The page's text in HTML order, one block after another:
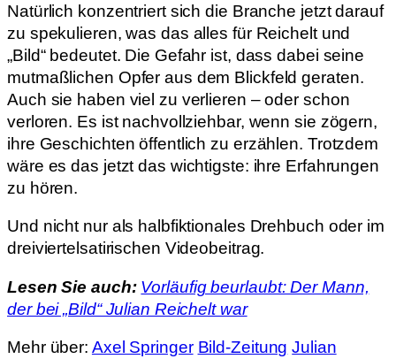
Natürlich konzentriert sich die Branche jetzt darauf
zu spekulieren, was das alles für Reichelt und
„Bild“ bedeutet. Die Gefahr ist, dass dabei seine
mutmaßlichen Opfer aus dem Blickfeld geraten.
Auch sie haben viel zu verlieren – oder schon
verloren. Es ist nachvollziehbar, wenn sie zögern,
ihre Geschichten öffentlich zu erzählen. Trotzdem
wäre es das jetzt das wichtigste: ihre Erfahrungen
zu hören.
Und nicht nur als halbfiktionales Drehbuch oder im
dreiviertelsatirischen Videobeitrag.
Lesen Sie auch: Vorläufig beurlaubt: Der Mann,
der bei „Bild“ Julian Reichelt war
Mehr über: Axel Springer Bild-Zeitung Julian